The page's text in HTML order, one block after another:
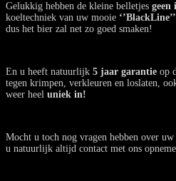
Gelukkig hebben de kleine belletjes geen
koeltechniek van uw mooie ‘’BlackLine’’
dus het bier zal net zo goed smaken!
En u heeft natuurlijk 5 jaar garantie op
tegen krimpen, verkleuren en loslaten,
weer heel uniek in!
Mocht u toch nog vragen hebben over
u natuurlijk altijd contact met ons